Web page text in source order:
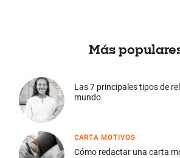
Más
Las 7 principales tipos de
mundo
CARTA MOTIVOS
Cómo redactar una carta